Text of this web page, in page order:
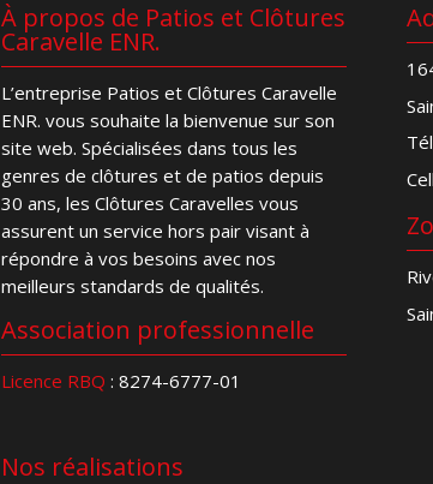
À propos de Patios et Clôtures
Caravelle ENR.
L’entreprise Patios et Clôtures Caravelle
ENR. vous souhaite la bienvenue sur son
site web. Spécialisées dans tous les
genres de clôtures et de patios depuis
30 ans, les Clôtures Caravelles vous
assurent un service hors pair visant à
répondre à vos besoins avec nos
meilleurs standards de qualités.
Association professionnelle
Licence RBQ : 8274-6777-01
Nos réalisations